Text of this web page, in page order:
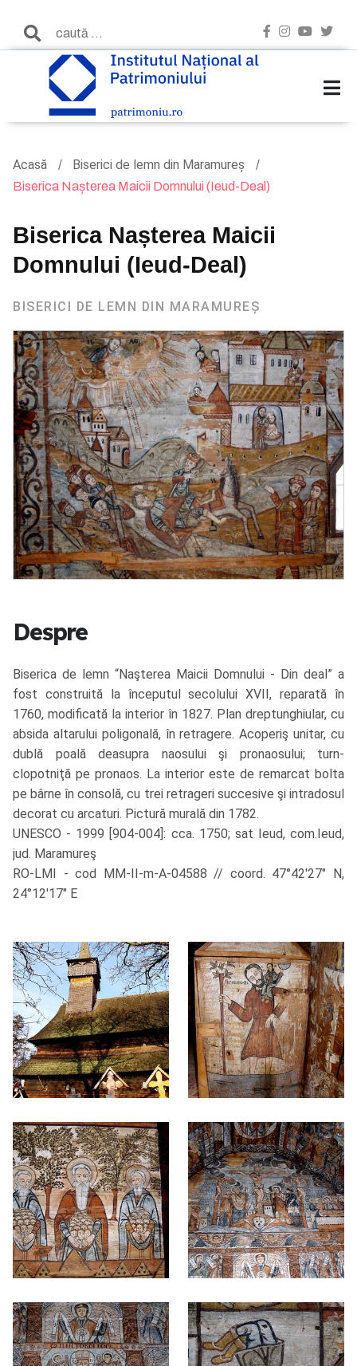
Acasă Biserici de lemn din Maramureș
Biserica Nașterea Maicii Domnului (Ieud-Deal)
Biserica Nașterea Maicii
Domnului (Ieud-Deal)
BISERICI DE LEMN DIN MARAMUREȘ
Despre
Biserica de lemn “Naşterea Maicii Domnului - Din deal” a
fost construită la începutul secolului XVII, reparată în
1760, modificată la interior în 1827. Plan dreptunghiular, cu
absida altarului poligonală, în retragere. Acoperiş unitar, cu
dublă poală deasupra naosului şi pronaosului; turn-
clopotniţă pe pronaos. La interior este de remarcat bolta
pe bârne în consolă, cu trei retrageri succesive şi intradosul
decorat cu arcaturi. Pictură murală din 1782.
UNESCO - 1999 [904-004]: cca. 1750; sat Ieud, com.Ieud,
jud. Maramureş
RO-LMI - cod MM-II-m-A-04588 // coord. 47°42'27" N,
24°12'17" E